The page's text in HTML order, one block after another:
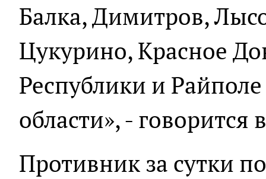
Балка, Димитров,
Цукурино, Красное
Республики и
области», -
Противник за сутки